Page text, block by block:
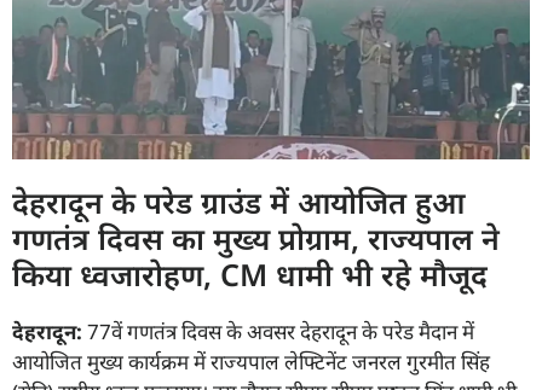
देहरादून के परेड ग्राउंड में आयोजित हुआ
गणतंत्र दिवस का मुख्य प्रोग्राम, राज्यपाल ने
किया ध्वजारोहण, CM धामी भी रहे मौजूद
देहरादून: 77वें गणतंत्र दिवस के अवसर देहरादून के परेड मैदान में
आयोजित मुख्य कार्यक्रम में राज्यपाल लेफ्टिनेंट जनरल गुरमीत सिंह